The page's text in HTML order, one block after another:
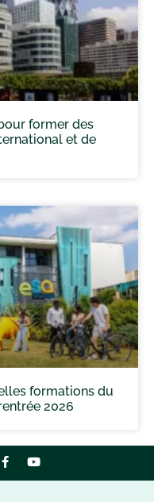
former des
et de
formations du
2026